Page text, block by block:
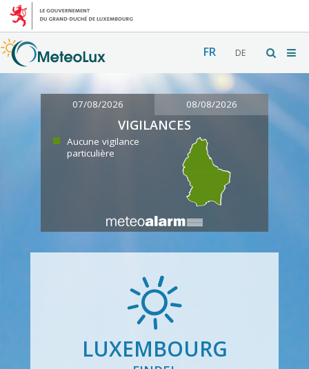
FR DE
07/08/2026 08/08/2026
VIGILANCES
Aucune vigilance
particulière
LUXEMBOURG